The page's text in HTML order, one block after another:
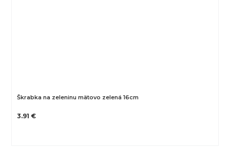
Škrabka na zeleninu mätovo zelená 16cm
3.91 €